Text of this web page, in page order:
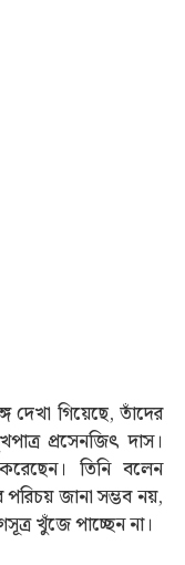
দেখা গিয়েছে, তাঁদের
প্রসেনজিৎ দাস।
তিনি বলেন
জানা সম্ভব নয়,
খুঁজে পাচ্ছেন না।